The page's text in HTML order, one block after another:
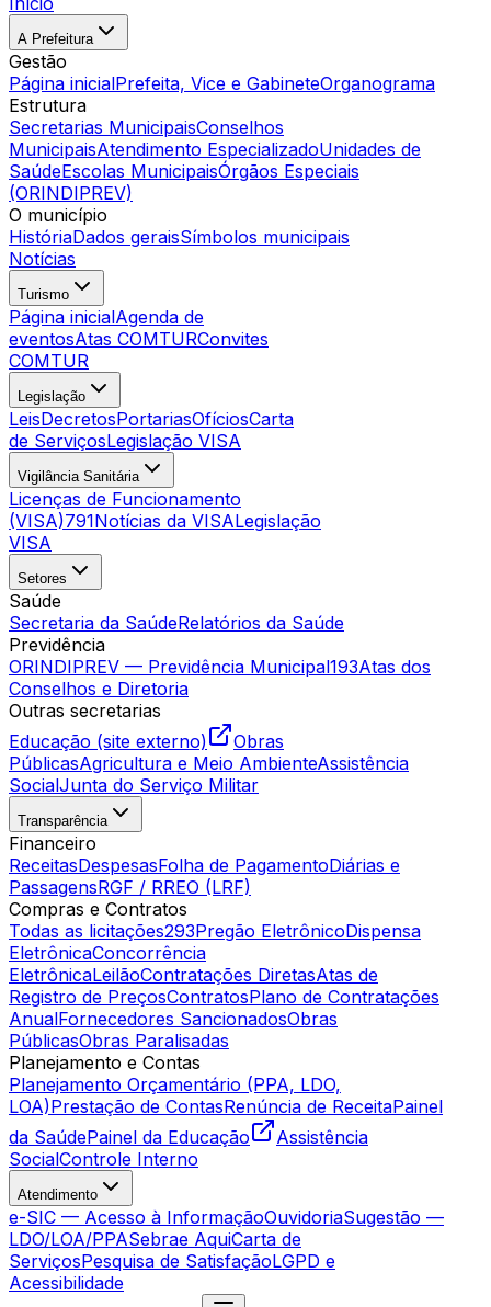
A Prefeitura
Gestão
Página inicialPrefeita, Vice e GabineteOrganograma
Estrutura
Secretarias MunicipaisConselhos
MunicipaisAtendimento EspecializadoUnidades de
SaúdeEscolas MunicipaisÓrgãos Especiais
(ORINDIPREV)
O município
HistóriaDados geraisSímbolos municipais
Notícias
Turismo
Página inicialAgenda de
eventosAtas COMTURConvites
COMTUR
Legislação
LeisDecretosPortariasOfíciosCarta
de ServiçosLegislação VISA
Vigilância Sanitária
Licenças de Funcionamento
(VISA)791Notícias da VISALegislação
VISA
Setores
Saúde
Secretaria da SaúdeRelatórios da Saúde
Previdência
ORINDIPREV — Previdência Municipal193Atas dos
Conselhos e Diretoria
Outras secretarias
Educação (site externo)
Obras
PúblicasAgricultura e Meio AmbienteAssistência
SocialJunta do Serviço Militar
Transparência
Financeiro
ReceitasDespesasFolha de PagamentoDiárias e
PassagensRGF / RREO (LRF)
Compras e Contratos
Todas as licitações293Pregão EletrônicoDispensa
EletrônicaConcorrência
EletrônicaLeilãoContratações DiretasAtas de
Registro de PreçosContratosPlano de Contratações
AnualFornecedores SancionadosObras
PúblicasObras Paralisadas
Planejamento e Contas
Planejamento Orçamentário (PPA, LDO,
LOA)Prestação de ContasRenúncia de ReceitaPainel
da SaúdePainel da Educação
Assistência
SocialControle Interno
Atendimento
e-SIC — Acesso à InformaçãoOuvidoriaSugestão —
LDO/LOA/PPASebrae AquiCarta de
ServiçosPesquisa de SatisfaçãoLGPD e
Acessibilidade